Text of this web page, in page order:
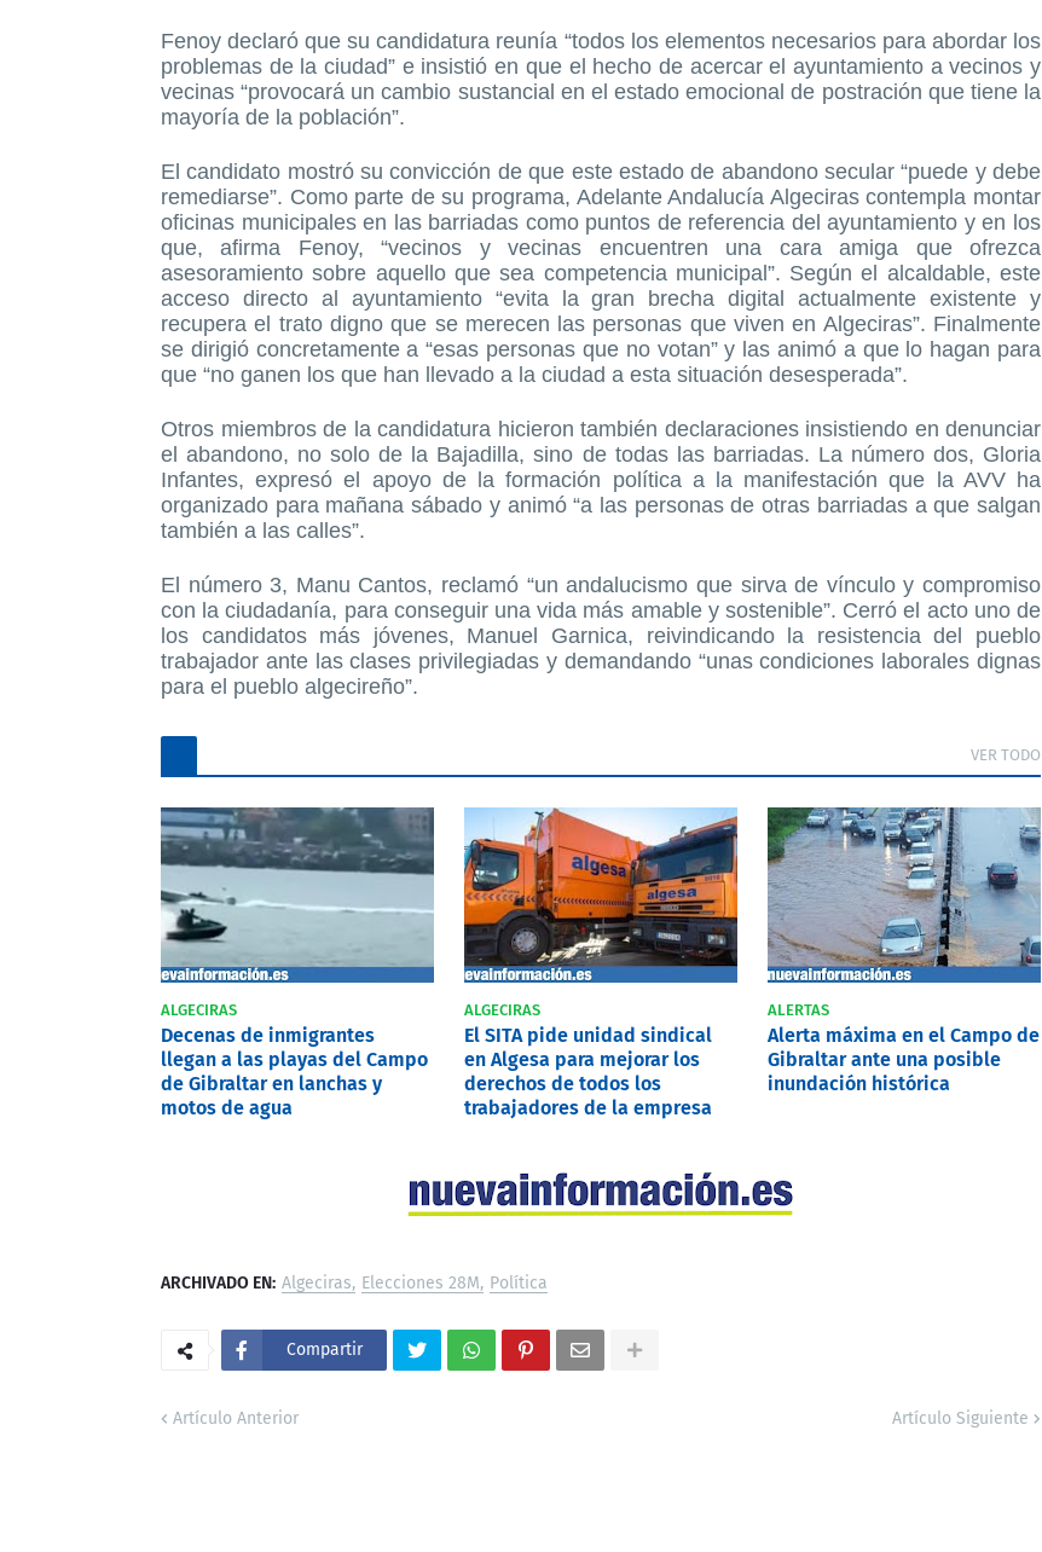
Fenoy declaró que su candidatura reunía “todos los elementos necesarios para abordar los
problemas de la ciudad” e insistió en que el hecho de acercar el ayuntamiento a vecinos y
vecinas “provocará un cambio sustancial en el estado emocional de postración que tiene la
mayoría de la población”.
El candidato mostró su convicción de que este estado de abandono secular “puede y debe
remediarse”. Como parte de su programa, Adelante Andalucía Algeciras contempla montar
oficinas municipales en las barriadas como puntos de referencia del ayuntamiento y en los
que, afirma Fenoy, “vecinos y vecinas encuentren una cara amiga que ofrezca
asesoramiento sobre aquello que sea competencia municipal”. Según el alcaldable, este
acceso directo al ayuntamiento “evita la gran brecha digital actualmente existente y
recupera el trato digno que se merecen las personas que viven en Algeciras”. Finalmente
se dirigió concretamente a “esas personas que no votan” y las animó a que lo hagan para
que “no ganen los que han llevado a la ciudad a esta situación desesperada”.
Otros miembros de la candidatura hicieron también declaraciones insistiendo en denunciar
el abandono, no solo de la Bajadilla, sino de todas las barriadas. La número dos, Gloria
Infantes, expresó el apoyo de la formación política a la manifestación que la AVV ha
organizado para mañana sábado y animó “a las personas de otras barriadas a que salgan
también a las calles”.
El número 3, Manu Cantos, reclamó “un andalucismo que sirva de vínculo y compromiso
con la ciudadanía, para conseguir una vida más amable y sostenible”. Cerró el acto uno de
los candidatos más jóvenes, Manuel Garnica, reivindicando la resistencia del pueblo
trabajador ante las clases privilegiadas y demandando “unas condiciones laborales dignas
para el pueblo algecireño”.
VER TODO
ALGECIRAS
Decenas de inmigrantes
llegan a las playas del Campo
de Gibraltar en lanchas y
motos de agua
ALGECIRAS
El SITA pide unidad sindical
en Algesa para mejorar los
derechos de todos los
trabajadores de la empresa
ALERTAS
Alerta máxima en el Campo de
Gibraltar ante una posible
inundación histórica
ARCHIVADO EN: Algeciras Elecciones 28M Política
Compartir
Artículo Anterior Artículo Siguiente